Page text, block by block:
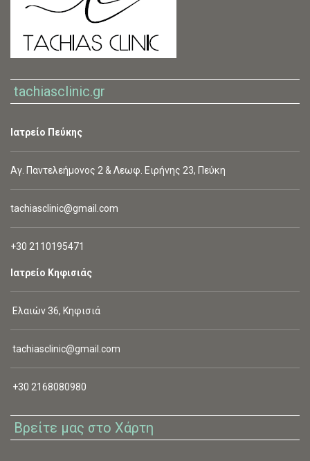
tachiasclinic.gr
Ιατρείο Πεύκης
Αγ. Παντελεήμονος 2 & Λεωφ. Ειρήνης 23, Πεύκη
tachiasclinic@gmail.com
+30 2110195471
Ιατρείο Κηφισιάς
Ελαιών 36, Κηφισιά
tachiasclinic@gmail.com
+30 2168080980
Βρείτε μας στο Χάρτη